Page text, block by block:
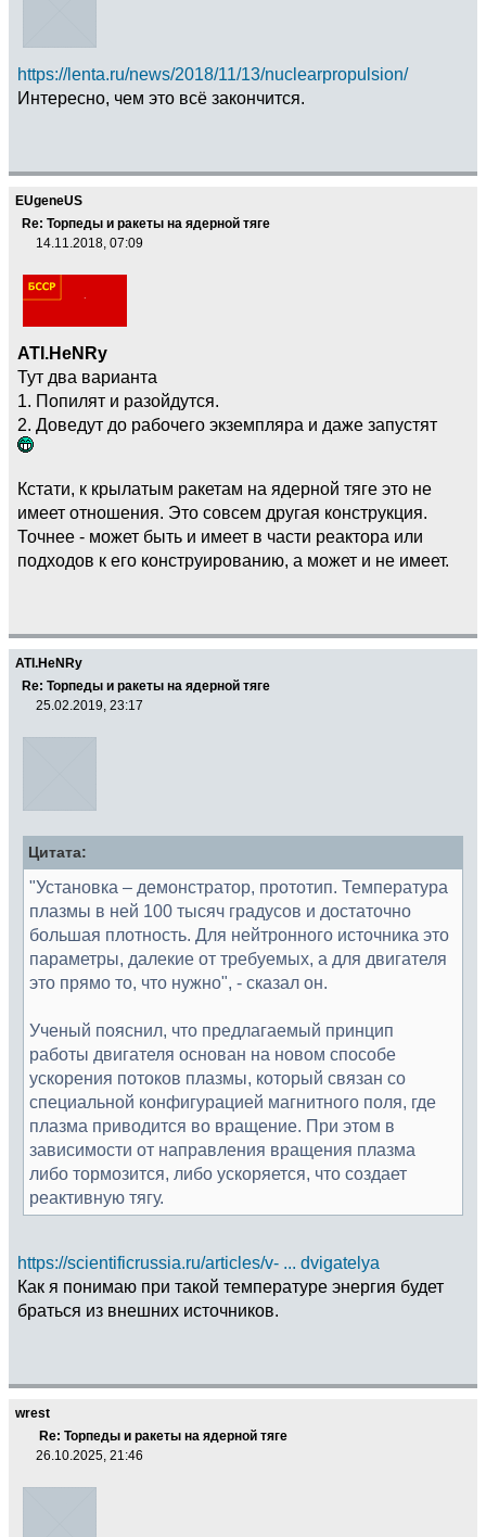
https://lenta.ru/news/2018/11/13/nuclearpropulsion/
Интересно, чем это всё закончится.
EUgeneUS
Re: Торпеды и ракеты на ядерной тяге
14.11.2018, 07:09
ATI.HeNRy
Тут два варианта
1. Попилят и разойдутся.
2. Доведут до рабочего экземпляра и даже запустят
Кстати, к крылатым ракетам на ядерной тяге это не
имеет отношения. Это совсем другая конструкция.
Точнее - может быть и имеет в части реактора или
подходов к его конструированию, а может и не имеет.
ATI.HeNRy
Re: Торпеды и ракеты на ядерной тяге
25.02.2019, 23:17
Цитата:
"Установка – демонстратор, прототип. Температура
плазмы в ней 100 тысяч градусов и достаточно
большая плотность. Для нейтронного источника это
параметры, далекие от требуемых, а для двигателя
это прямо то, что нужно", - сказал он.
Ученый пояснил, что предлагаемый принцип
работы двигателя основан на новом способе
ускорения потоков плазмы, который связан со
специальной конфигурацией магнитного поля, где
плазма приводится во вращение. При этом в
зависимости от направления вращения плазма
либо тормозится, либо ускоряется, что создает
реактивную тягу.
https://scientificrussia.ru/articles/v- ... dvigatelya
Как я понимаю при такой температуре энергия будет
браться из внешних источников.
wrest
Re: Торпеды и ракеты на ядерной тяге
26.10.2025, 21:46